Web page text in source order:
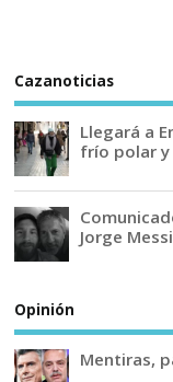
Cazanoticias
Llegará a
frío polar y
Jorge Messi
Opinión
Mentiras,